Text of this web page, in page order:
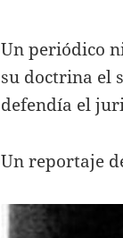
Un periódico
su doctrina el
defendía el
Un reportaje